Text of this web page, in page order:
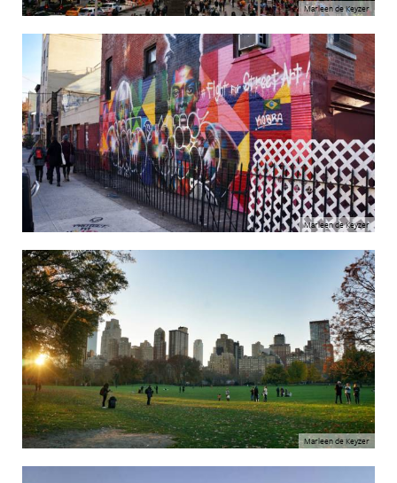
Marleen de Keyzer
Marleen de Keyzer
Marleen de Keyzer